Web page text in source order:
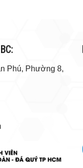
Phú, Phường 8,